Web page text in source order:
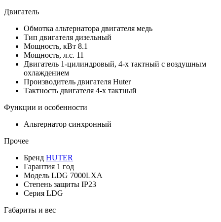
Двигатель
Обмотка альтернатора двигателя медь
Тип двигателя дизельный
Мощность, кВт 8.1
Мощность, л.с. 11
Двигатель 1-цилиндровый, 4-х тактный с воздушным
охлаждением
Производитель двигателя Huter
Тактность двигателя 4-х тактный
Функции и особенности
Альтернатор синхронный
Прочее
Бренд HUTER
Гарантия 1 год
Модель LDG 7000LXA
Степень защиты IP23
Серия LDG
Габариты и вес